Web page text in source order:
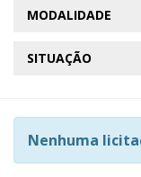
MODALIDADE
SITUAÇÃO
Nenhuma